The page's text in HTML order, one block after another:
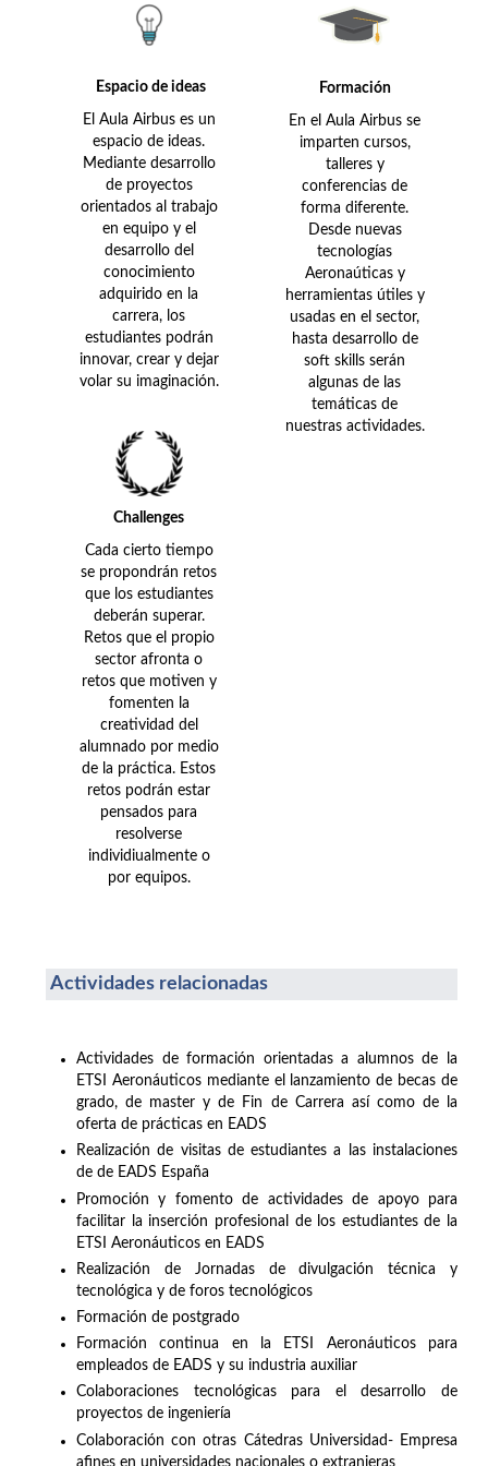
Espacio de ideas
El Aula Airbus es un
espacio de ideas.
Mediante desarrollo
de proyectos
orientados al trabajo
en equipo y el
desarrollo del
conocimiento
adquirido en la
carrera, los
estudiantes podrán
innovar, crear y dejar
volar su imaginación.
Formación
En el Aula Airbus se
imparten cursos,
talleres y
conferencias de
forma diferente.
Desde nuevas
tecnologías
Aeronaúticas y
herramientas útiles y
usadas en el sector,
hasta desarrollo de
soft skills serán
algunas de las
temáticas de
nuestras actividades.
Challenges
Cada cierto tiempo
se propondrán retos
que los estudiantes
deberán superar.
Retos que el propio
sector afronta o
retos que motiven y
fomenten la
creatividad del
alumnado por medio
de la práctica. Estos
retos podrán estar
pensados para
resolverse
individiualmente o
por equipos.
Actividades relacionadas
Actividades de formación orientadas a alumnos de la
ETSI Aeronáuticos mediante el lanzamiento de becas de
grado, de master y de Fin de Carrera así como de la
oferta de prácticas en EADS
Realización de visitas de estudiantes a las instalaciones
de de EADS España
Promoción y fomento de actividades de apoyo para
facilitar la inserción profesional de los estudiantes de la
ETSI Aeronáuticos en EADS
Realización de Jornadas de divulgación técnica y
tecnológica y de foros tecnológicos
Formación de postgrado
Formación continua en la ETSI Aeronáuticos para
empleados de EADS y su industria auxiliar
Colaboraciones tecnológicas para el desarrollo de
proyectos de ingeniería
Colaboración con otras Cátedras Universidad- Empresa
afines en universidades nacionales o extranjeras